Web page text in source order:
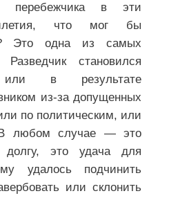
перебежчика в эти
что мог бы
Это одна из самых
становился
или в результате
из-за допущенных
по политическим, или
любом случае — это
это удача для
удалось подчинить
или склонить